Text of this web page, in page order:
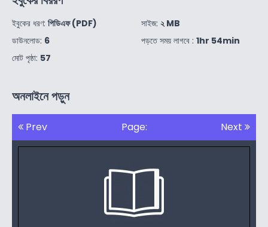
ইবুকের ধরণ: পিডিএফ (PDF)
ডাউনলোড: 6
মোট পৃষ্ঠা: 57
সাইজ: ২ MB
পড়তে সময় লাগবে : 1hr 54min
অনলাইনে পড়ুন
Prev Page: Next